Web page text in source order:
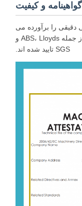
و کیفیت
را برآورده می
کنند و توسط انجمن های طبقه بندی پیشرو از جمله ABS، Lloyds و